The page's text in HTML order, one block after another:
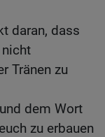
daran, dass
Tränen zu
dem Wort
zu erbauen